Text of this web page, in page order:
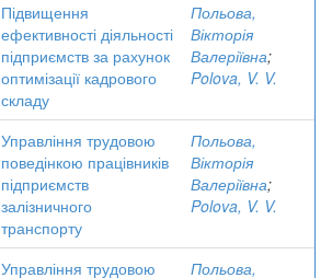
Підвищення
ефективності діяльності
підприємств за рахунок
оптимізації кадрового
складу
Польова,
Вікторія
Валеріївна;
Polova, V. V.
Управління трудовою
поведінкою працівників
підприємств
залізничного
транспорту
Польова,
Вікторія
Валеріївна;
Polova, V. V.
Управління трудовою Польова,